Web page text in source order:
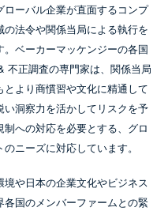
ーバル企業が直面するコンプ
法令や関係当局による執行を
ベーカーマッケンジーの各国
不正調査の専門家は、関係当局
より商慣習や文化に精通して
洞察力を活かしてリスクを予
への対応を必要とする、グロ
ニーズに対応しています。
や日本の企業文化やビジネス
国のメンバーファームとの緊
：コンプライアンス・不正調査
スピーカー：吉田武史
「引抜防止協
プライアンス・不正調査、労働
スピーカー：井上朗